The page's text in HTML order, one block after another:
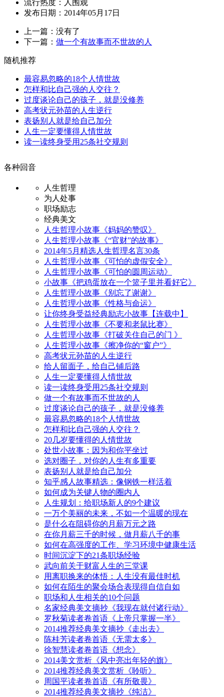
流行热度： 人围观
发布日期：2014年05月17日
上一篇：没有了
下一篇： 做一个有故事而不世故的人
随机推荐
最容易忽略的18个人情世故
怎样和比自己强的人交往？
过度谈论自己的孩子，就是没修养
高考状元孙苗的人生逆行
表扬别人就是给自己加分
人生一定要懂得人情世故
读一读终身受用25条社交规则
各种回音
人生哲理
为人处事
职场励志
经典美文
人生哲理小故事《妈妈的赞叹》
人生哲理小故事《“官财”的故事》
2014年5月精选人生哲理名言30条
人生哲理小故事《可怕的虚假安全》
人生哲理小故事《可怕的圆周运动》
小故事《把鸡蛋放在一个篮子里并看好它》
人生哲理小故事《别忘了谢谢》
人生哲理小故事《性格与命运》
让你终身受益经典励志小故事【连载中】
人生哲理小故事《不要和老鼠比赛》
人生哲理小故事《打破关住自己的门 》
人生哲理小故事《擦净你的“窗户”》
高考状元孙苗的人生逆行
给人留面子，给自己铺后路
人生一定要懂得人情世故
读一读终身受用25条社交规则
做一个有故事而不世故的人
过度谈论自己的孩子，就是没修养
最容易忽略的18个人情世故
怎样和比自己强的人交往？
20几岁要懂得的人情世故
处世小故事：因为和你平坐过
选对圈子，对你的人生有多重要
表扬别人就是给自己加分
知乎感人故事精选：像钢铁一样活着
如何成为关键人物的圈内人
人生规划：给职场新人的9个建议
一万个美丽的未来，不如一个温暖的现在
是什么在阻碍你的月薪万元之路
在你月薪三千的时候，做月薪八千的事
如何在高强度的工作、学习环境中健康生活
时间沉淀下的21条职场经验
武向前关于财富人生的三堂课
用离职换来的体悟：人生没有最佳时机
如何在陌生的聚会场合表现得自信自如
职场和人生相关的10个问题
名家经典美文摘抄《我现在就付诸行动》
罗秋菊读者卷首语《上帝只掌握一半》
2014推荐经典美文摘抄《走出去》
陈桂芳读者卷首语《无需太多》
徐智慧读者卷首语《想念》
2014美文赏析《风中亮出年轻的旗》
2014推荐经典美文赏析《聆听》
周国平读者卷首语《有所敬畏》
2014推荐经典美文摘抄《纯洁》